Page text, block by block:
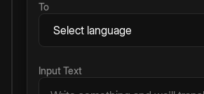
To
Input Text